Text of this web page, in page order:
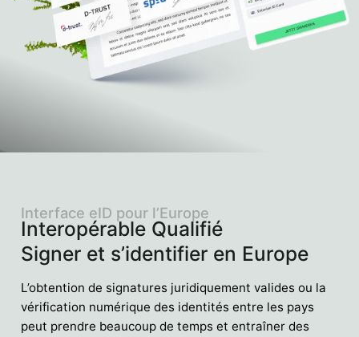
Interopérable Qualifié
Signer et s’identifier en Europe
Interface eID pour l’Europe
L’obtention de signatures juridiquement valides ou la
vérification numérique des identités entre les pays
peut prendre beaucoup de temps et entraîner des